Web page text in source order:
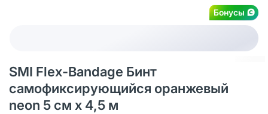
Бонусы
SMI Flex-Bandage Бинт
самофиксирующийся оранжевый
neon 5 см х 4,5 м